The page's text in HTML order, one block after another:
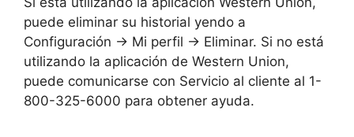
puede eliminar su historial yendo a
Configuración -> Mi perfil -> Eliminar. Si no está
utilizando la aplicación de Western Union,
puede comunicarse con Servicio al cliente al 1-
800-325-6000 para obtener ayuda.